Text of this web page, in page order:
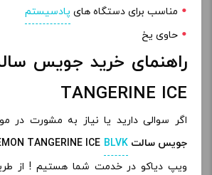
مناسب برای دستگاه های پادسیستم
حاوی یخ
TANGERINE ICE
اگر سوالی دارید یا نیاز به مشورت در
جویس سالتBLVK
ویپ دیاکو در خدمت شما هستیم ! از